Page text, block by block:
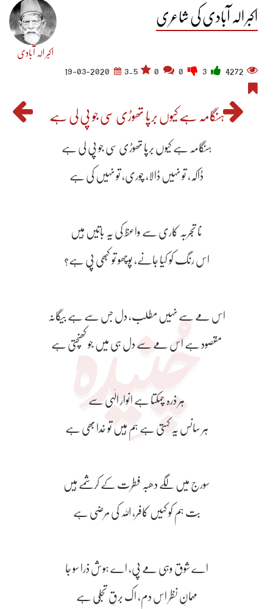
اکبر الہ آبادی کی شاعری
اکبر الہ آبادی
4272
3.5
19-03-2020
ہنگامہ ہے کیوں برپا تھوڑی سی جو پی لی ہے
ہنگامہ ہے کیوں برپا تھوڑی سی جو پی لی ہے
نا تجربہ کاری سے واعظ کی یہ باتیں ہیں
اس مے سے نہیں مطلب، دل جس سے ہے بیگانہ
ہر ذرہ چمکتا ہے انوارِ الٰہی سے
سورج میں لگے دھبہ فطرت کے کرشمے ہیں
اے شوق وہی مے پی، اے ہوش ذرا سو جا
مہمانِ نظر اس دم، اک برقِ تجلّی ہے